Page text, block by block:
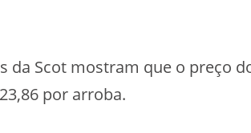
da Scot mostram que o preço
por arroba.